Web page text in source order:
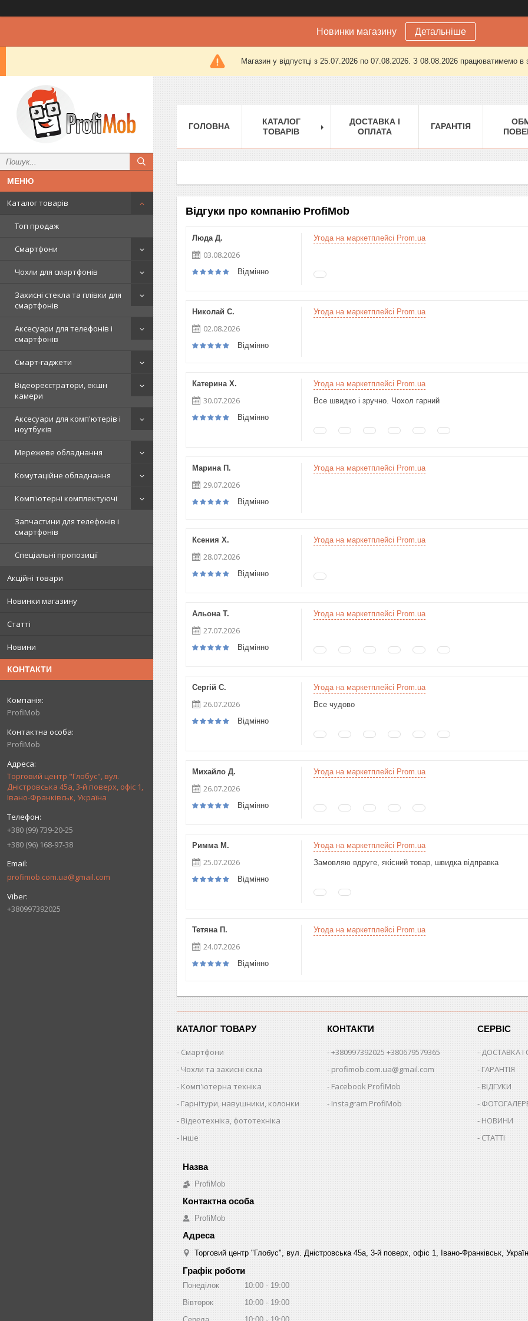
Новинки магазину Детальніше
Магазин у відпустці з 25.07.2026 по 07.08.2026. З 08.08.2026 працюватимемо в
Каталог товарів
Топ продаж
Смартфони
Чохли для смартфонів
Захисні стекла та плівки для
смартфонів
Аксесуари для телефонів і
смартфонів
Смарт-гаджети
Відеореєстратори, екшн
камери
Аксесуари для комп'ютерів і
ноутбуків
Мережеве обладнання
Комутаційне обладнання
Комп'ютерні комплектуючі
Запчастини для телефонів і
смартфонів
Спеціальні пропозиції
Акційні товари
Новинки магазину
Статті
Новини
КОНТАКТИ
ProfiMob
ProfiMob
Торговий центр "Глобус", вул.
Дністровська 45а, 3-й поверх, офіс 1,
Івано-Франківськ, Україна
+380 (99) 739-20-25
+380 (96) 168-97-38
profimob.com.ua@gmail.com
+380997392025
ГОЛОВНА
КАТАЛОГ
ТОВАРІВ
ДОСТАВКА І
ОПЛАТА
ГАРАНТІЯ
Відгуки про компанію ProfiMob
Люда Д.
03.08.2026
Відмінно
Угода на маркетплейсі Prom.ua
Николай С.
02.08.2026
Відмінно
Угода на маркетплейсі Prom.ua
Катерина Х.
30.07.2026
Відмінно
Угода на маркетплейсі Prom.ua
Все швидко і зручно. Чохол гарний
Марина П.
29.07.2026
Відмінно
Угода на маркетплейсі Prom.ua
Ксения Х.
28.07.2026
Відмінно
Угода на маркетплейсі Prom.ua
Альона Т.
27.07.2026
Відмінно
Угода на маркетплейсі Prom.ua
Сергій С.
26.07.2026
Відмінно
Угода на маркетплейсі Prom.ua
Все чудово
Михайло Д.
26.07.2026
Відмінно
Угода на маркетплейсі Prom.ua
Римма М.
25.07.2026
Відмінно
Угода на маркетплейсі Prom.ua
Замовляю вдруге, якісний товар, швидка відправка
Тетяна П.
24.07.2026
Відмінно
Угода на маркетплейсі Prom.ua
КАТАЛОГ ТОВАРУ
Смартфони
Чохли та захисні скла
Комп'ютерна техніка
Гарнітури, навушники, колонки
Відеотехніка, фототехніка
Інше
КОНТАКТИ
+380997392025 +380679579365
profimob.com.ua@gmail.com
Facebook ProfiMob
Instagram ProfiMob
СЕРВІС
ДОСТАВКА
ГАРАНТІЯ
ВІДГУКИ
НОВИНИ
СТАТТІ
ProfiMob
ProfiMob
Торговий центр "Глобус", вул. Дністровська 45а, 3-й поверх, офіс 1, Івано-Франківськ,
Графік роботи
Понеділок 10:00
19:00
Вівторок
10:00
19:00